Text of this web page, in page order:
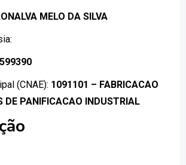
MELO DA SILVA
(CNAE): 1091101 – FABRICACAO
DE PANIFICACAO INDUSTRIAL